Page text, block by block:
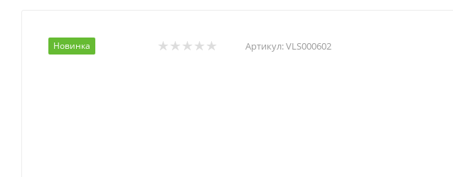
Новинка Артикул:VLS000602